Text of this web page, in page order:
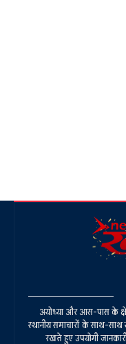
अयोध्या और आस-पास के
स्थानीय समाचारों के साथ-
रखते हुए उपयोगी